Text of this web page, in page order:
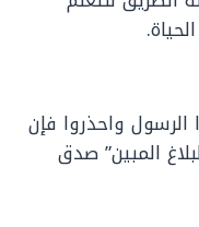
الرسول واحذروا فإن
المبين” صدق